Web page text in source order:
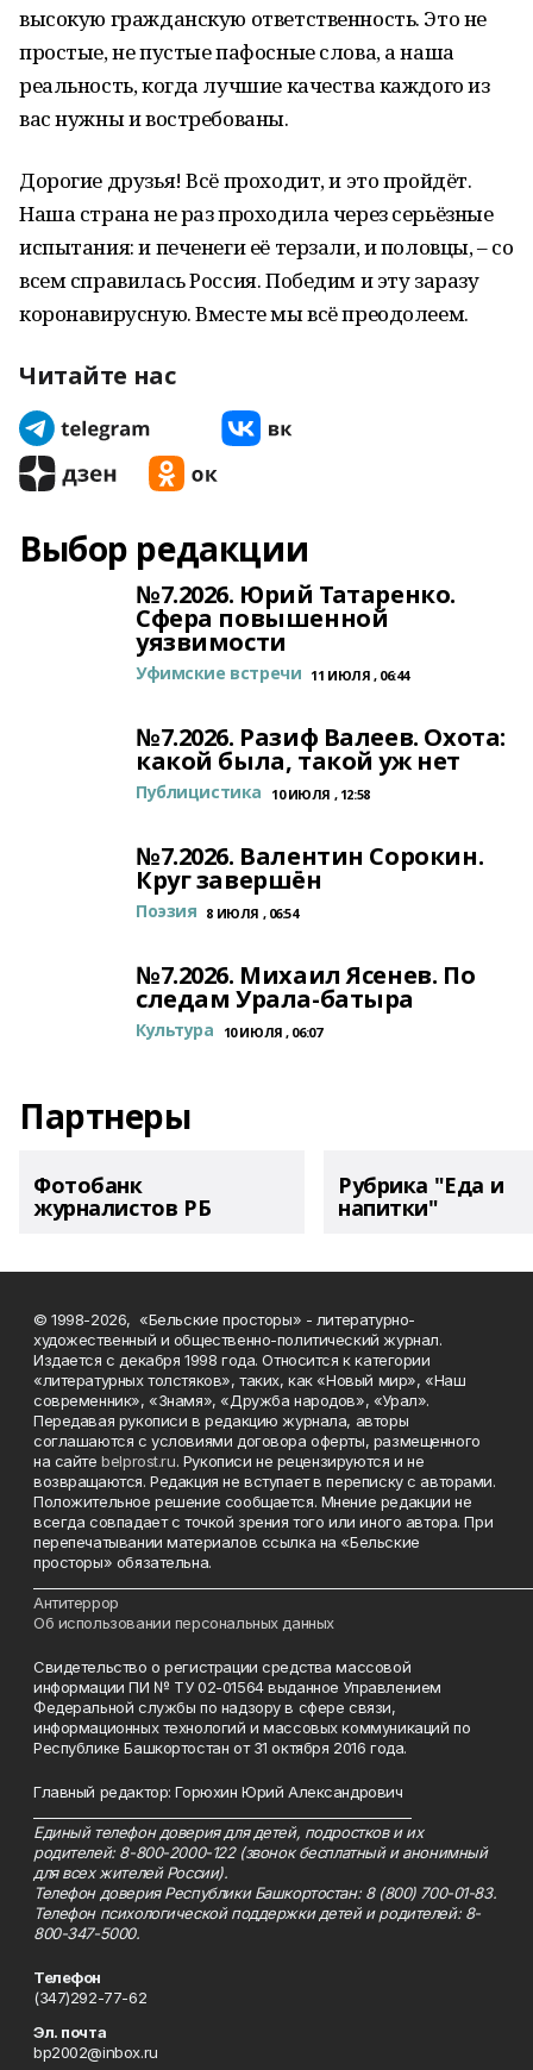
высокую гражданскую ответственность. Это не
простые, не пустые пафосные слова, а наша
реальность, когда лучшие качества каждого из
вас нужны и востребованы.
Дорогие друзья! Всё проходит, и это пройдёт.
Наша страна не раз проходила через серьёзные
испытания: и печенеги её терзали, и половцы, – со
всем справилась Россия. Победим и эту заразу
коронавирусную. Вместе мы всё преодолеем.
Читайте нас
Выбор редакции
№7.2026. Юрий Татаренко.
Сфера повышенной
уязвимости
Уфимские встречи 11 ИЮЛЯ , 06:44
№7.2026. Разиф Валеев. Охота:
какой была, такой уж нет
Публицистика 10 ИЮЛЯ , 12:58
№7.2026. Валентин Сорокин.
Круг завершён
Поэзия 8 ИЮЛЯ , 06:54
№7.2026. Михаил Ясенев. По
следам Урала-батыра
Культура 10 ИЮЛЯ , 06:07
Партнеры
Фотобанк
журналистов РБ
Рубрика "Еда и
напитки"
© 1998-2026, «Бельские просторы» - литературно-
художественный и общественно-политический журнал.
Издается с декабря 1998 года. Относится к категории
«литературных толстяков», таких, как «Новый мир», «Наш
современник», «Знамя», «Дружба народов», «Урал».
Передавая рукописи в редакцию журнала, авторы
соглашаются с условиями договора оферты, размещенного
на сайтеbelprost.ru. Рукописи не рецензируются и не
возвращаются. Редакция не вступает в переписку с авторами.
Положительное решение сообщается. Мнение редакции не
всегда совпадает с точкой зрения того или иного автора. При
перепечатывании материалов ссылка на «Бельские
просторы» обязательна.
Антитеррор
Об использовании персональных данных
Свидетельство о регистрации средства массовой
информации ПИ № ТУ 02-01564 выданное Управлением
Федеральной службы по надзору в сфере связи,
информационных технологий и массовых коммуникаций по
Республике Башкортостан от 31 октября 2016 года.
Главный редактор: Горюхин Юрий Александрович
Единый телефон доверия для детей, подростков и их
родителей: 8-800-2000-122 (звонок бесплатный и анонимный
для всех жителей России).
Телефон доверия Республики Башкортостан: 8 (800) 700-01-83.
Телефон психологической поддержки детей и родителей: 8-
800-347-5000.
Телефон
(347)292-77-62
Эл. почта
bp2002@inbox.ru